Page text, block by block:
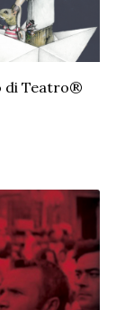
di Teatro®